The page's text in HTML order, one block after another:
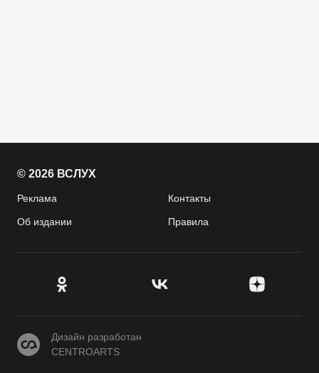
© 2026 ВСЛУХ
Реклама Контакты
Об издании Правила
CENTROARTS